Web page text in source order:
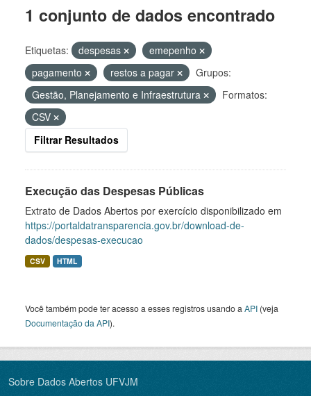
1 conjunto de dados encontrado
Etiquetas: despesas
emepenho
pagamento
restos a pagar
Grupos:
Gestão, Planejamento e Infraestrutura
Formatos:
CSV
Filtrar Resultados
Execução das Despesas Públicas
Extrato de Dados Abertos por exercício disponibilizado em
https://portaldatransparencia.gov.br/download-de-
dados/despesas-execucao
CSV HTML
Você também pode ter acesso a esses registros usando a API (veja
Documentação da API).
Sobre Dados Abertos UFVJM